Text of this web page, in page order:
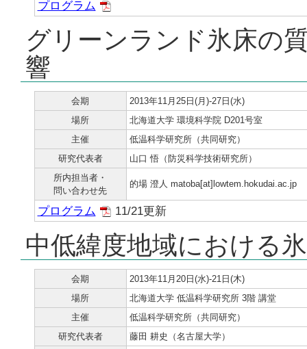
プログラム
グリーンランド氷床の
響
会期
2013年11月25日(月)-27日(水)
場所
北海道大学 環境科学院 D201号室
主催
低温科学研究所（共同研究）
研究代表者
山口 悟（防災科学技術研究所）
所内担当者・
問い合わせ先
的場 澄人 matoba[at]lowtem.hokudai.ac.jp
プログラム 11/21更新
中低緯度地域における
会期
2013年11月20日(水)-21日(木)
場所
北海道大学 低温科学研究所 3階 講堂
主催
低温科学研究所（共同研究）
研究代表者
藤田 耕史（名古屋大学）